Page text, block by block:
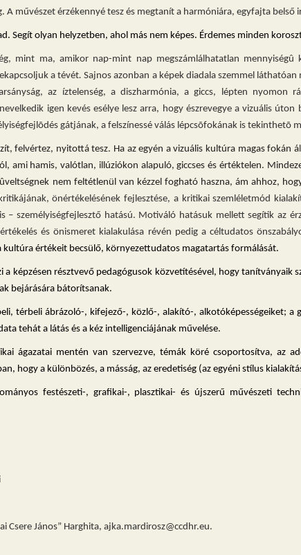
A művészet érzékennyé tesz és megtanít a harmóniára, egyfajta
Segít olyan helyzetben, ahol más nem képes. Érdemes minden
mint ma, amikor nap-mint nap megszámlálhatatlan
a tévét.Sajnos azonban a képek diadala szemmel
az íztelenség, a diszharmónia, a giccs, lépten nyomon
igen kevés esélye lesz arra, hogy észrevegye a vizuális
gátjának, a felszínessé válás lépcsõfokának is tekinthetõ
felvértez, nyitottá tesz. Ha az egyén a vizuális kultúra magas fokán
ami hamis, valótlan, illúziókon alapuló, giccses és értéktelen.
nem feltétlenül van kézzel fogható haszna, ám ahhoz,
önértékelésének fejlesztése, a kritikai szemléletmód
– személyiségfejlesztő hatású. Motiváló hatásuk mellett segítik az
és önismeret kialakulása révén pedig a céltudatos
kultúra értékeit becsülő, környezettudatos magatartás formálását.
a képzésen résztvevő pedagógusok közvetítésével, hogy
bejárására bátorítsanak.
térbeli ábrázoló-, kifejező-, közlő-, alakító-, alkotóképességeiket; a
tehát a látás és a kéz intelligenciájának művelése.
ágazatai mentén van szervezve, témák köré csoportosítva, az
hogy a különbözés, a másság, az eredetiség (az egyéni stílus
festészeti-, grafikai-, plasztikai- és újszerű művészeti
Csere János” Harghita, ajka.mardirosz@ccdhr.eu.